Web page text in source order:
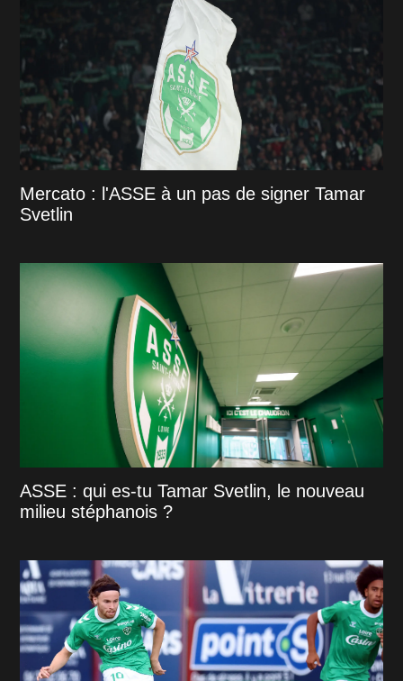
Mercato : l'ASSE à un pas de signer Tamar
Svetlin
ASSE : qui es-tu Tamar Svetlin, le nouveau
milieu stéphanois ?